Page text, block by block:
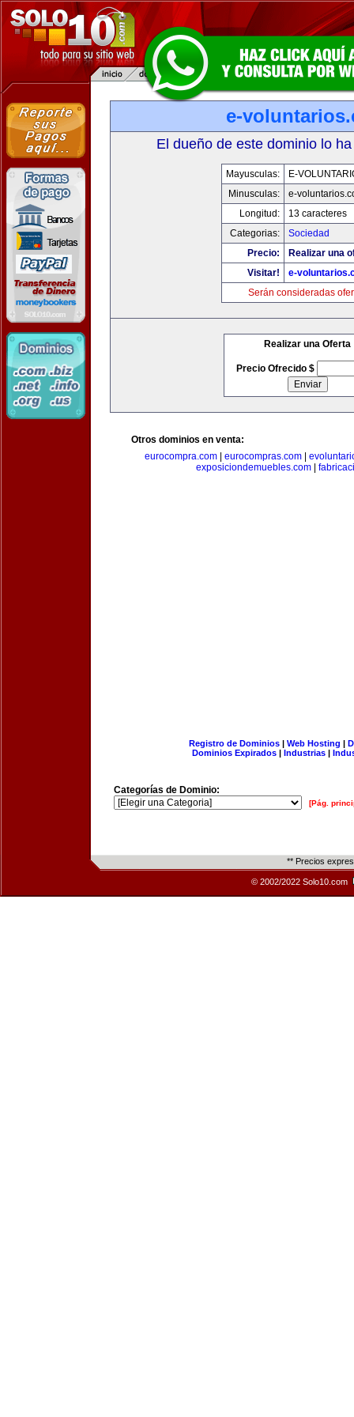
e-
El dueño de este dominio lo
Mayusculas:
E-
Minusculas:
e-
Longitud:
13 caracteres
Categorias:
Sociedad
Precio:
Realizar una
Visitar!
e-
Serán consideradas
Realizar una Oferta
Precio Ofrecido $
Otros dominios en venta:
eurocompra.com| eurocompras.com|
exposiciondemuebles.com|
Registro de Dominios| Web Hosting |
Dominios Expirados | Industrias |
Categorías de Dominio:
[Pág.
** Precios
© 2002/2022 Solo10.com